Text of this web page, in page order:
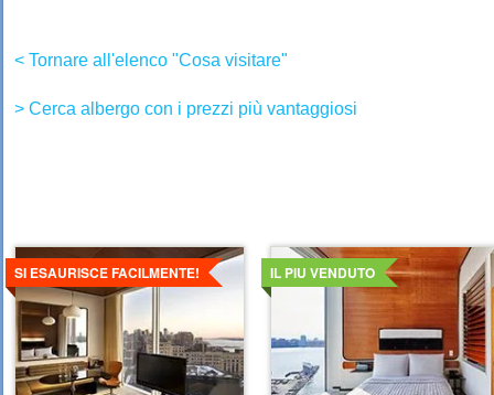
< Tornare all'elenco "Cosa visitare"
> Cerca albergo con i prezzi più vantaggiosi
SI ESAURISCE FACILMENTE!
Dettagli
IL PIU VENDUTO
Dettagli